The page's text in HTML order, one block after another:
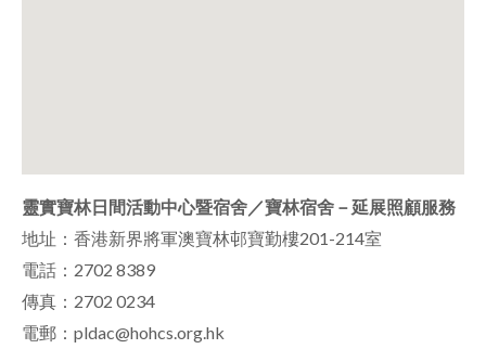
靈實寶林日間活動中心暨宿舍／寶林宿舍－延展照顧服務
地址：香港新界將軍澳寶林邨寶勤樓201-214室
電話：2702 8389
傳真：2702 0234
電郵：pldac@hohcs.org.hk